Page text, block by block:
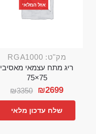
אזל המלאי
מק"ט: RGA1000
ריג מתח עצמאי מאסיבי
75×75
₪3350 ₪2699
שלח עדכון מלאי